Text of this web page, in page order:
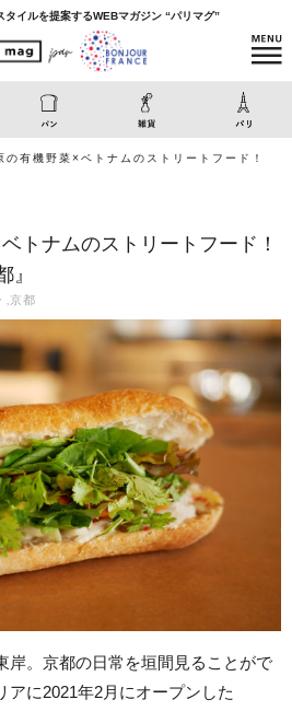
タイルを提案するWEBマガジン “パリマグ”
の有機野菜×ベトナムのストリートフード！
トナムのストリートフード！
』
京都
岸。京都の日常を垣間見ることがで
アに2021年2月にオープンした